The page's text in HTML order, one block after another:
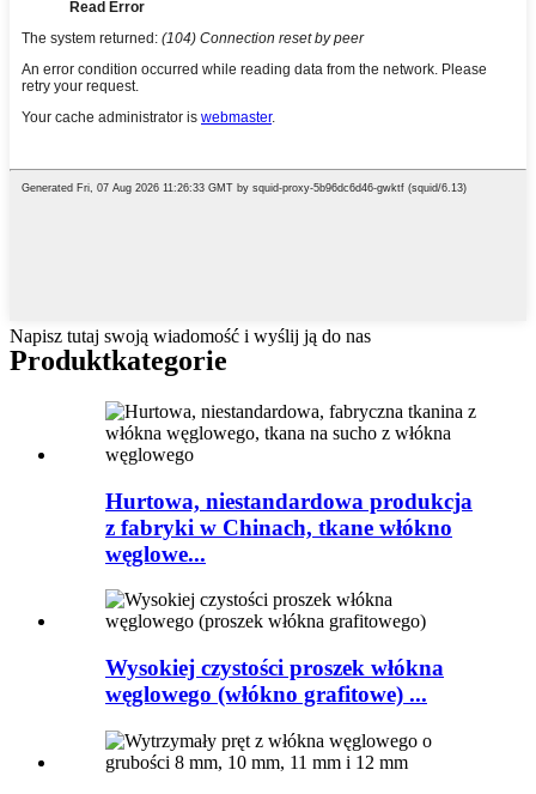
Napisz tutaj swoją wiadomość i wyślij ją do nas
Produktkategorie
Hurtowa, niestandardowa produkcja
z fabryki w Chinach, tkane włókno
węglowe...
Wysokiej czystości proszek włókna
węglowego (włókno grafitowe) ...